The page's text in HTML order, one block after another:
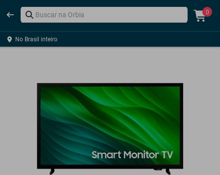
0
No Brasil inteiro